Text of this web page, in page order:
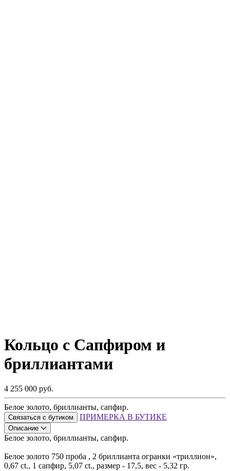
Кольцо с Сапфиром и
бриллиантами
4 255 000 руб.
Белое золото, бриллианты, сапфир.
Связаться с бутиком ПРИМЕРКА В БУТИКЕ
Описание
Белое золото, бриллианты, сапфир.
Белое золото 750 проба , 2 бриллианта огранки «триллион»,
0,67 ct., 1 cапфир, 5,07 ct., размер - 17,5, вес - 5,32 гр.